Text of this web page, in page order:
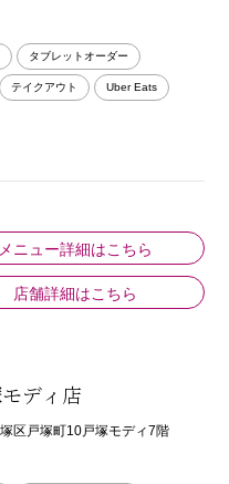
タブレットオーダー
テイクアウト Uber Eats
メニュー詳細はこちら
店舗詳細はこちら
ディ店
区戸塚町10戸塚モディ7階